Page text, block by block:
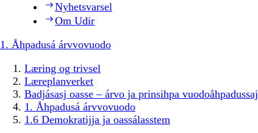
Nyhetsvarsel
Om Udir
1. Åhpadusá árvvovuodo
Læring og trivsel
Læreplanverket
Badjásasj oasse – árvo ja prinsihpa vuodoåhpadussaj
1. Åhpadusá árvvovuodo
1.6 Demokratijja ja oassálasstem